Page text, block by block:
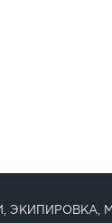
ЭКИПИРОВКА,